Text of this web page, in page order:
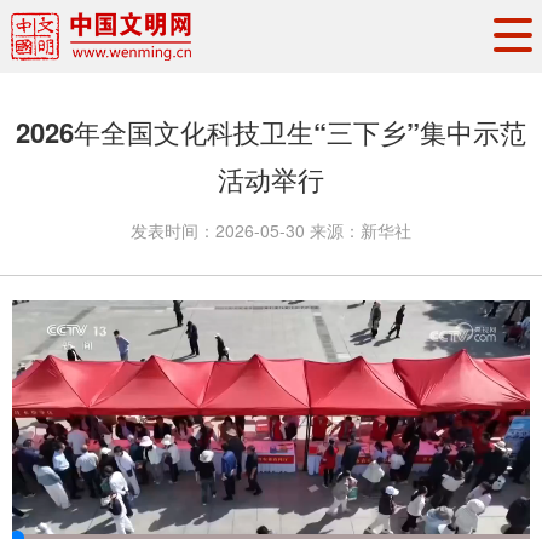
权威发布
资讯联播
地方交流
文明实践
文明矩阵
2026年全国文化科技卫生“三下乡”集中示范
活动举行
发表时间： 2026-05-30 来源： 新华社